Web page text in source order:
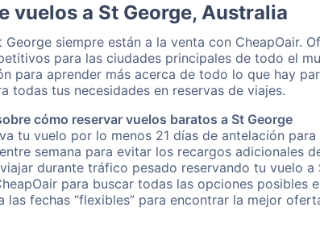
vuelos a St George, Australia
George siempre están a la venta con CheapOair.
para las ciudades principales de todo el
para aprender más acerca de todo lo que hay
todas tus necesidades en reservas de viajes.
cómo reservar vuelos baratos a St George
tu vuelo por lo menos 21 días de antelación
semana para evitar los recargos adicionales
durante tráfico pesado reservando tu vuelo
para buscar todas las opciones
las fechas “flexibles” para encontrar la mejor